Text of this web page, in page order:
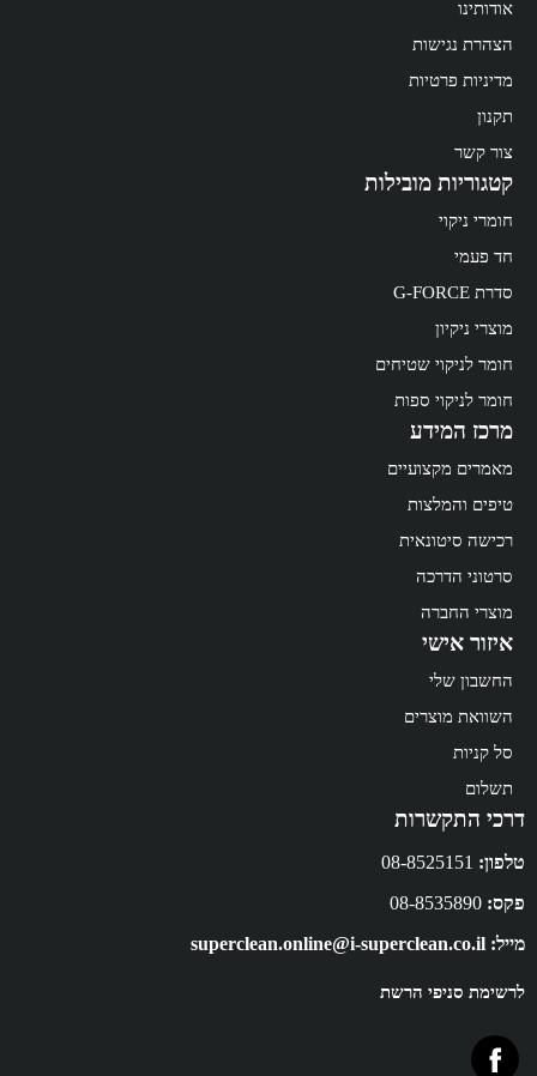
אודותינו
הצהרת נגישות
מדיניות פרטיות
תקנון
צור קשר
קטגוריות מובילות
חומרי ניקוי
חד פעמי
סדרת G-FORCE
מוצרי ניקיון
חומר לניקוי שטיחים
חומר לניקוי ספות
מרכז המידע
מאמרים מקצועיים
טיפים והמלצות
רכישה סיטונאית
סרטוני הדרכה
מוצרי החברה
איזור אישי
החשבון שלי
השוואת מוצרים
סל קניות
תשלום
דרכי התקשרות
טלפון:
פקס: 08-8535890
מייל: superclean.online@i-superclean.co.il
לרשימת סניפי הרשת